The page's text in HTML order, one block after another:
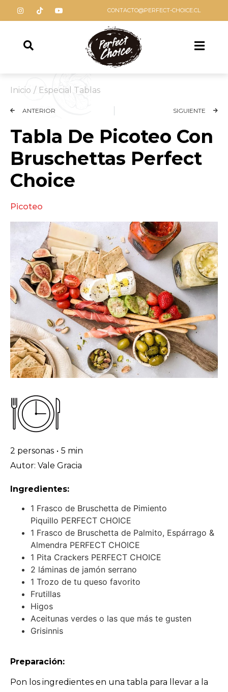
CONTACTO@PERFECT-CHOICE.CL
Inicio / Especial Tablas
ANTERIOR SIGUIENTE
Tabla De Picoteo Con
Bruschettas Perfect
Choice
Picoteo
2 personas • 5 min
Autor: Vale Gracia
Ingredientes:
1 Frasco de Bruschetta de Pimiento
Piquillo PERFECT CHOICE
1 Frasco de Bruschetta de Palmito, Espárrago &
Almendra PERFECT CHOICE
1 Pita Crackers PERFECT CHOICE
2 láminas de jamón serrano
1 Trozo de tu queso favorito
Frutillas
Higos
Aceitunas verdes o las que más te gusten
Grisinnis
Preparación:
Pon los ingredientes en una tabla para llevar a la